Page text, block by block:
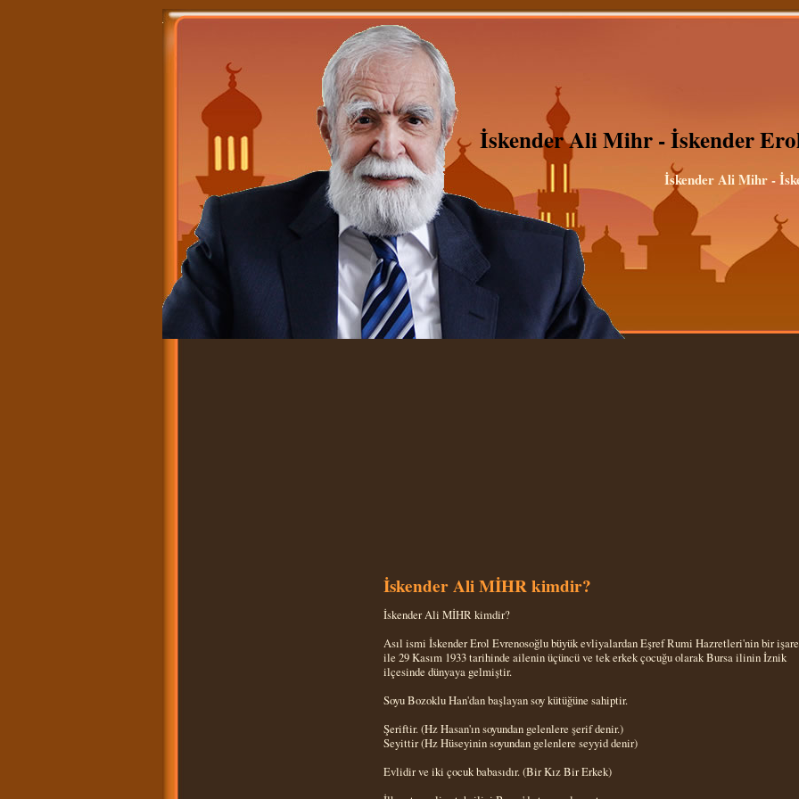
İskender Ali Mihr - İskender
İskender Ali Mihr -
İskender Ali MİHR kimdir?
İskender Ali MİHR kimdir?
Asıl ismi İskender Erol Evrenosoğlu büyük evliyalardan Eşref Rumi Hazretleri'nin bir
ile 29 Kasım 1933 tarihinde ailenin üçüncü ve tek erkek çocuğu olarak Bursa ilinin İznik
ilçesinde dünyaya gelmiştir.
Soyu Bozoklu Han'dan başlayan soy kütüğüne sahiptir.
Şeriftir. (Hz Hasan'ın soyundan gelenlere şerif denir.)
Seyittir (Hz Hüseyinin soyundan gelenlere seyyid denir)
Evlidir ve iki çocuk babasıdır. (Bir Kız Bir Erkek)